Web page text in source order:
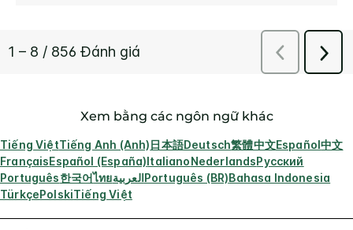
Xem bằng các ngôn ngữ khác
Tiếng ViệtTiếng Anh (Anh)日本語Deutsch繁體中文Español中文
FrançaisEspañol (España)ItalianoNederlandsРусский
Português한국어ไทยالعربيةPortuguês (BR)Bahasa Indonesia
TürkçePolskiTiếng Việt